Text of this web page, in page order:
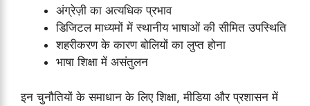
अंग्रेज़ी का अत्यधिक प्रभाव
डिजिटल माध्यमों में स्थानीय भाषाओं की सीमित उपस्थिति
शहरीकरण के कारण बोलियों का लुप्त होना
भाषा शिक्षा में असंतुलन
इन चुनौतियों के समाधान के लिए शिक्षा, मीडिया और प्रशासन में